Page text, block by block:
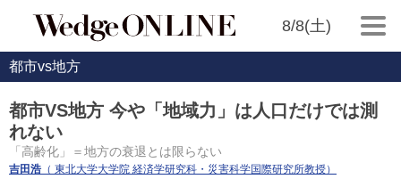
8/8(土)
都市vs地方
都市VS地方 今や「地域力」は人口だけでは測
れない
「高齢化」＝地方の衰退とは限らない
吉田浩 （ 東北大学大学院 経済学研究科・災害科学国際研究所教授）